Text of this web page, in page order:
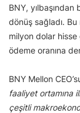
BNY,
dönüş sağladı.
milyon dolar hisse
ödeme oranına
BNY Mellon
faaliyet ortamına
çeşitli